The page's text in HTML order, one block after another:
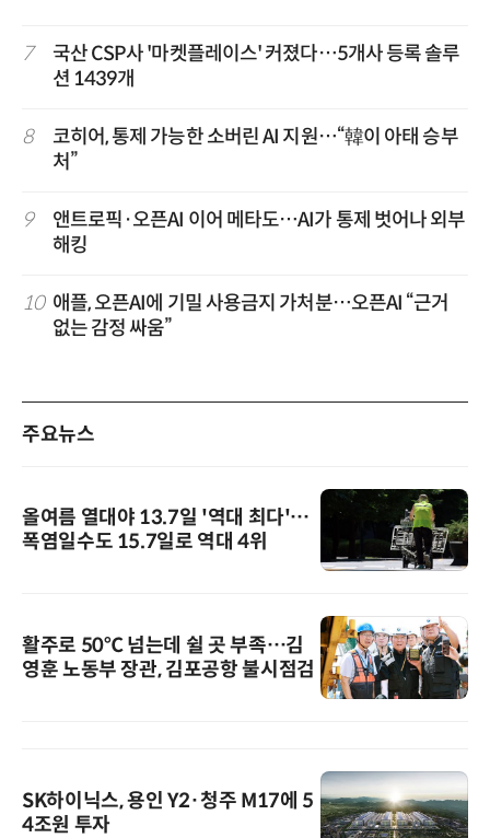
7
국산 CSP사 '마켓플레이스' 커졌다…5개사 등록 솔루
션 1439개
8
코히어, 통제 가능한 소버린 AI 지원…“韓이 아태 승부
처”
9
앤트로픽·오픈AI 이어 메타도…AI가 통제 벗어나 외부
해킹
10 애플, 오픈AI에 기밀 사용금지 가처분…오픈AI “근거
없는 감정 싸움”
주요뉴스
올여름 열대야 13.7일 '역대 최다'…
폭염일수도 15.7일로 역대 4위
활주로 50℃ 넘는데 쉴 곳 부족…김
영훈 노동부 장관, 김포공항 불시점검
SK하이닉스, 용인 Y2·청주 M17에 5
4조원 투자